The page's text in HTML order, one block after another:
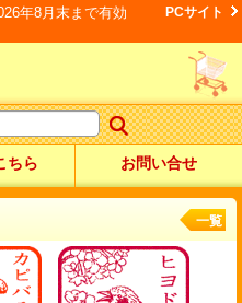
年8月末まで有効
PCサイト
ちら お問い合せ
一覧